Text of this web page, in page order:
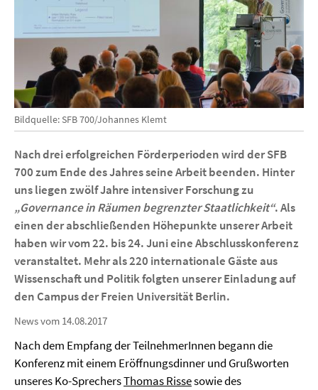
Bildquelle: SFB 700/Johannes Klemt
Nach drei erfolgreichen Förderperioden wird der SFB
700 zum Ende des Jahres seine Arbeit beenden. Hinter
uns liegen zwölf Jahre intensiver Forschung zu
„Governance in Räumen begrenzter Staatlichkeit“. Als
einen der abschließenden Höhepunkte unserer Arbeit
haben wir vom 22. bis 24. Juni eine Abschlusskonferenz
veranstaltet. Mehr als 220 internationale Gäste aus
Wissenschaft und Politik folgten unserer Einladung auf
den Campus der Freien Universität Berlin.
News vom 14.08.2017
Nach dem Empfang der TeilnehmerInnen begann die
Konferenz mit einem Eröffnungsdinner und Grußworten
unseres Ko-SprechersThomas Rissesowie des